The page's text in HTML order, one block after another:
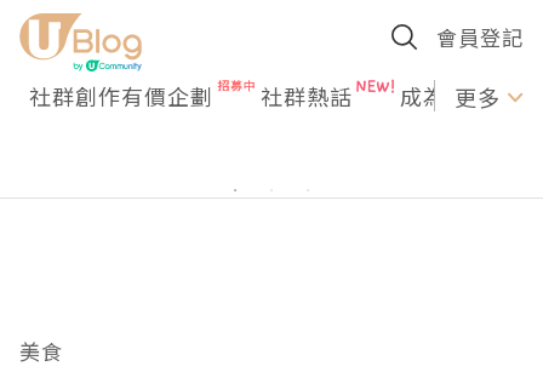
會員登記
社群創作有價企劃 社群熱話 成為U更多
美食